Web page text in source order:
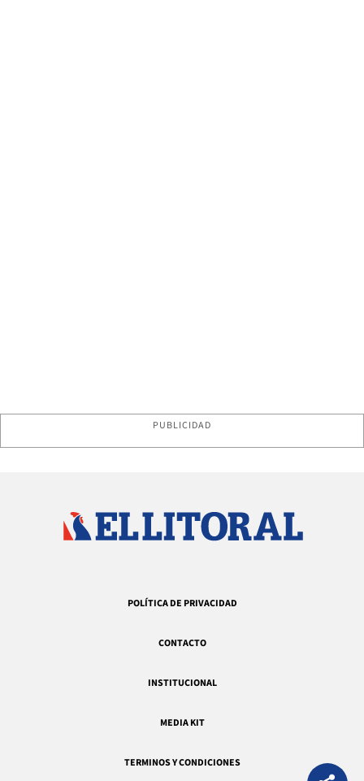
PUBLICIDAD
POLÍTICA DE PRIVACIDAD
CONTACTO
INSTITUCIONAL
MEDIA KIT
TERMINOS Y CONDICIONES